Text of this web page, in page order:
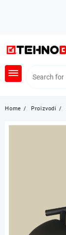
Home Proizvodi